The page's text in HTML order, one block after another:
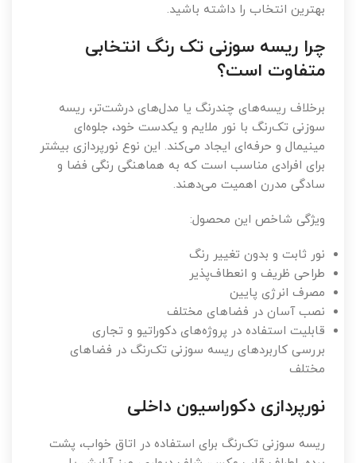
بهترین انتخاب را داشته باشید.
چرا ریسه سوزنی تک رنگ انتخابی
متفاوت است؟
برخلاف ریسه‌های چندرنگ یا مدل‌های درشت‌تر، ریسه
سوزنی تک‌رنگ با نور ملایم و یکدست خود، جلوه‌ای
مینیمال و حرفه‌ای ایجاد می‌کند. این نوع نورپردازی بیشتر
برای افرادی مناسب است که به هماهنگی رنگی فضا و
سادگی مدرن اهمیت می‌دهند.
ویژگی شاخص این محصول:
نور ثابت و بدون تغییر رنگ
طراحی ظریف و انعطاف‌پذیر
مصرف انرژی پایین
نصب آسان در فضاهای مختلف
قابلیت استفاده در پروژه‌های دکوراتیو و تجاری
بررسی کاربردهای ریسه سوزنی تک‌رنگ در فضاهای
مختلف
نورپردازی دکوراسیون داخلی
ریسه سوزنی تک‌رنگ برای استفاده در اتاق خواب، پشت